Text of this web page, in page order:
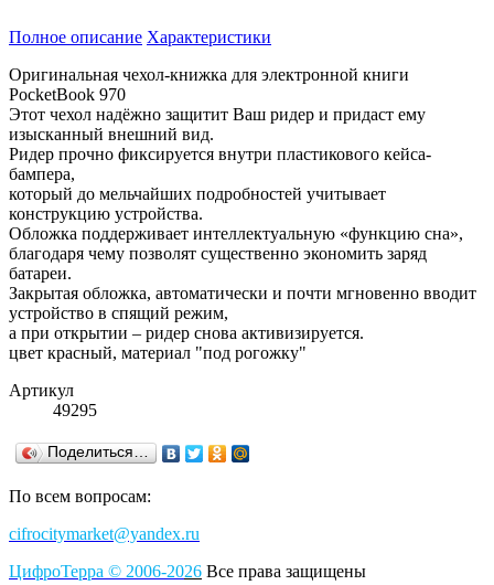
Полное описание Характеристики
Оригинальная чехол-книжка для электронной книги
PocketBook 970
Этот чехол надёжно защитит Ваш ридер и придаст ему
изысканный внешний вид.
Ридер прочно фиксируется внутри пластикового кейса-
бампера,
который до мельчайших подробностей учитывает
конструкцию устройства.
Обложка поддерживает интеллектуальную «функцию сна»,
благодаря чему позволят существенно экономить заряд
батареи.
Закрытая обложка, автоматически и почти мгновенно вводит
устройство в спящий режим,
а при открытии – ридер снова активизируется.
цвет красный, материал "под рогожку"
Артикул
49295
Поделиться…
По всем вопросам:
cifrocitymarket@yandex.ru
ЦифроТерра © 2006-2026 Все права защищены